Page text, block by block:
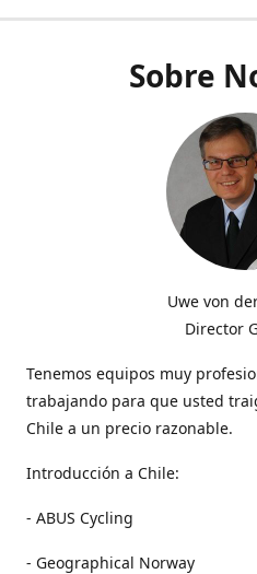
Sobre
Uwe von
Director
Tenemos equipos muy
trabajando para que usted
Chile a un precio razonable.
Introducción a Chile:
- ABUS Cycling
- Geographical Norway